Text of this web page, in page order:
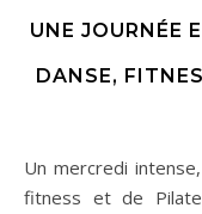
UNE JOURNÉE
DANSE,
Un mercredi intense, rythmé par des cours de danse, de
fitness et de